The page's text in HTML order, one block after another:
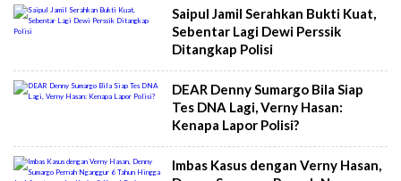
Saipul Jamil Serahkan Bukti Kuat,
Sebentar Lagi Dewi Perssik
Ditangkap Polisi
DEAR Denny Sumargo Bila Siap
Tes DNA Lagi, Verny Hasan:
Kenapa Lapor Polisi?
Imbas Kasus dengan Verny Hasan,